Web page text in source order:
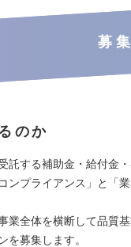
募
のか
託する補助金・給付金
ンプライアンス」と「
業全体を横断して品質
を募集します。